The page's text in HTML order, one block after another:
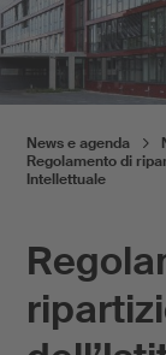
News e agenda
Regolamento di
Intellettuale